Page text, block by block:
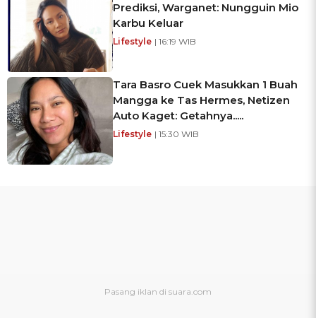
Prediksi, Warganet: Nungguin Mio
Karbu Keluar
Lifestyle | 16:19 WIB
Tara Basro Cuek Masukkan 1 Buah
Mangga ke Tas Hermes, Netizen
Auto Kaget: Getahnya.....
Lifestyle | 15:30 WIB